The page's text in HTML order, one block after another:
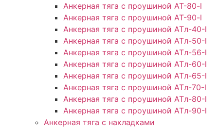
Анкерная тяга с проушиной AT-80-l
Анкерная тяга с проушиной AT-90-l
Анкерная тяга с проушиной АТл-40-l
Анкерная тяга с проушиной ATл-50-l
Анкерная тяга с проушиной ATл-56-l
Анкерная тяга с проушиной ATл-60-l
Анкерная тяга с проушиной ATл-65-l
Анкерная тяга с проушиной ATл-70-l
Анкерная тяга с проушиной ATл-80-l
Анкерная тяга с проушиной ATл-90-l
Анкерная тяга с накладками